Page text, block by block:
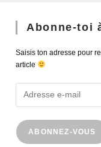
Abonne-toi
Saisis ton adresse pour
article
ABONNEZ-VOUS